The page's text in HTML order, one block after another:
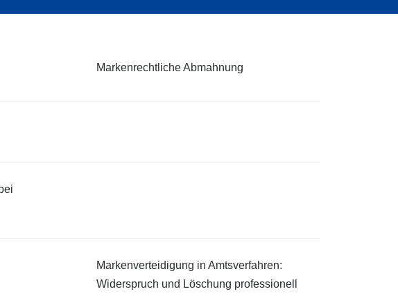
Markenrechtliche Abmahnung
Markenverteidigung in Amtsverfahren:
Widerspruch und Löschung professionell